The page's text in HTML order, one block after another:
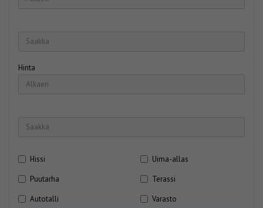
Hinta
Hissi
Uima-allas
Puutarha
Terassi
Autotalli
Varasto